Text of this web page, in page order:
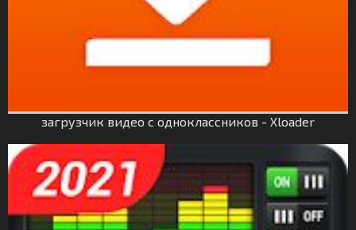
загрузчик видео с одноклассников - Xloader